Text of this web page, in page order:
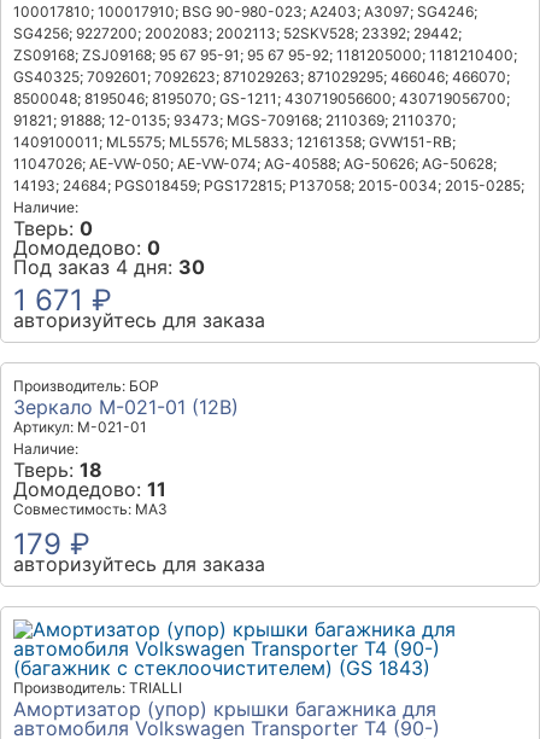
100017810; 100017910; BSG 90-980-023; A2403; A3097; SG4246;
SG4256; 9227200; 2002083; 2002113; 52SKV528; 23392; 29442;
ZS09168; ZSJ09168; 95 67 95-91; 95 67 95-92; 1181205000; 1181210400;
GS40325; 7092601; 7092623; 871029263; 871029295; 466046; 466070;
8500048; 8195046; 8195070; GS-1211; 430719056600; 430719056700;
91821; 91888; 12-0135; 93473; MGS-709168; 2110369; 2110370;
1409100011; ML5575; ML5576; ML5833; 12161358; GVW151-RB;
11047026; AE-VW-050; AE-VW-074; AG-40588; AG-50626; AG-50628;
14193; 24684; PGS018459; PGS172815; P137058; 2015-0034; 2015-0285;
Наличие:
Тверь: 0
Домодедово: 0
Под заказ 4 дня: 30
1 671 ₽
авторизуйтесь для заказа
Производитель: БОР
Зеркало М-021-01 (12В)
Артикул: М-021-01
Наличие:
Тверь: 18
Домодедово: 11
Совместимость: МАЗ
179 ₽
авторизуйтесь для заказа
Производитель: TRIALLI
Амортизатор (упор) крышки багажника для
автомобиля Volkswagen Transporter T4 (90-)